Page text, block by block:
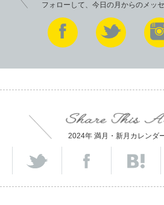
フォローして、今日の月からのメッ
2024年 満月・新月カレンダ